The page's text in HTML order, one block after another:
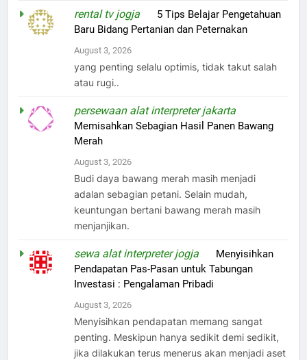
rental tv jogja
5 Tips Belajar Pengetahuan
Baru Bidang Pertanian dan Peternakan
August 3, 2026
yang penting selalu optimis, tidak takut salah
atau rugi..
persewaan alat interpreter jakarta
Memisahkan Sebagian Hasil Panen Bawang
Merah
August 3, 2026
Budi daya bawang merah masih menjadi
adalan sebagian petani. Selain mudah,
keuntungan bertani bawang merah masih
menjanjikan.
sewa alat interpreter jogja
Menyisihkan
Pendapatan Pas-Pasan untuk Tabungan
Investasi : Pengalaman Pribadi
August 3, 2026
Menyisihkan pendapatan memang sangat
penting. Meskipun hanya sedikit demi sedikit,
jika dilakukan terus menerus akan menjadi aset